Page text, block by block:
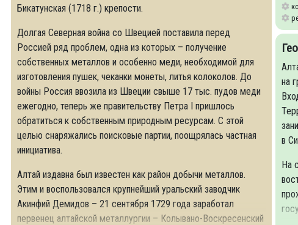
Бикатунская (1718 г.) крепости.
Долгая Северная война со Швецией поставила перед
Россией ряд проблем, одна из которых – получение
собственных металлов и особенно меди, необходимой для
изготовления пушек, чеканки монеты, литья колоколов. До
войны Россия ввозила из Швеции свыше 17 тыс. пудов меди
ежегодно, теперь же правительству Петра I пришлось
обратиться к собственным природным ресурсам. С этой
целью снаряжались поисковые партии, поощрялась частная
инициатива.
Алтай издавна был известен как район добычи металлов.
Этим и воспользовался крупнейший уральский заводчик
Акинфий Демидов – 21 сентября 1729 года заработал
первенец алтайской металлургии – Колывано-Воскресенский
на
в
На